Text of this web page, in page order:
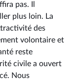
pas. Il
plus loin. La
des
volontaire et
reste
civile a ouvert
Nous